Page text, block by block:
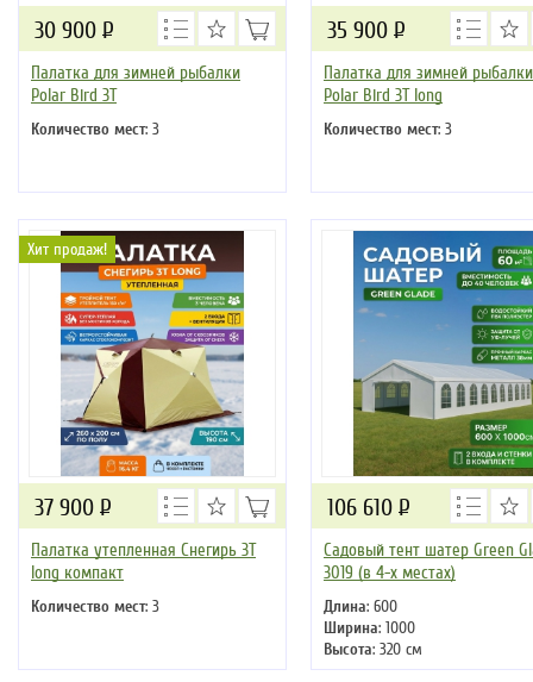
Палатка для зимней рыбалки
Polar Bird 3Т
Количество мест: 3
30 900 Р
Палатка для зимней рыбалки
Polar Bird 3Т long
Количество мест: 3
35 900 Р
Хит продаж!
Палатка утепленная Снегирь 3Т
long компакт
Количество мест: 3
37 900 Р
Садовый тент шатер Green
3019 (в 4-х местах)
Длина: 600
Ширина: 1000
Высота: 320 см
Цвет: белый
106 610 Р